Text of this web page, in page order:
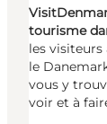
tourisme
les
le
vous y
voir et à